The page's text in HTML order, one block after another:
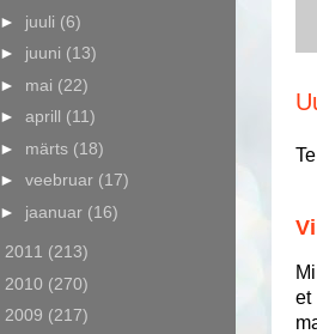
et
► juuli (6)
► juuni (13)
► mai (22)
► aprill (11)
► märts (18)
► veebruar (17)
► jaanuar (16)
2011 (213)
2010 (270)
2009 (217)